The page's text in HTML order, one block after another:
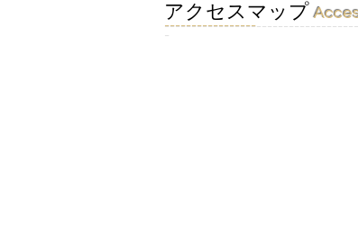
アクセスマップ